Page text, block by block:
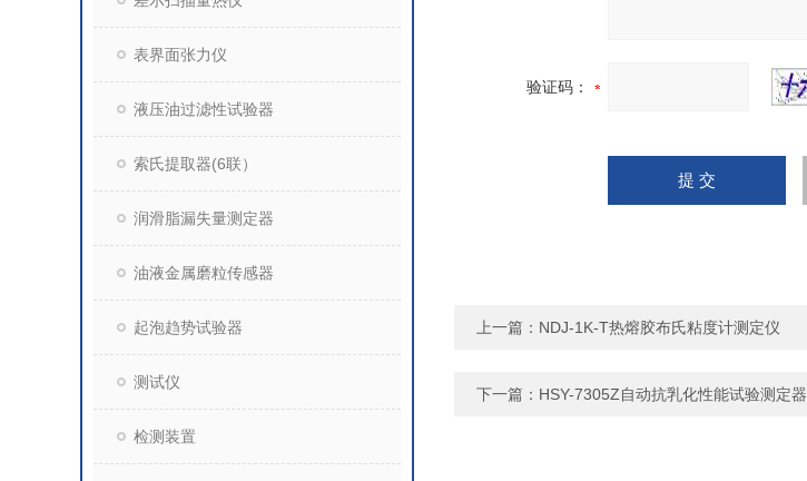
表界面张力仪
液压油过滤性试验器
索氏提取器(6联）
润滑脂漏失量测定器
油液金属磨粒传感器
起泡趋势试验器
测试仪
检测装置
验证码：
上一篇： NDJ-1K-T热熔胶布氏粘度计测定仪
下一篇： HSY-7305Z自动抗乳化性能试验测定器